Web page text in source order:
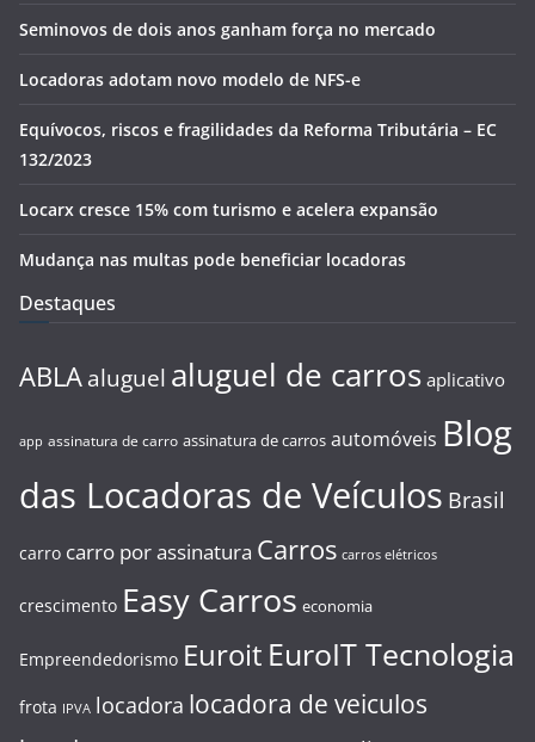
Seminovos de dois anos ganham força no mercado
Locadoras adotam novo modelo de NFS-e
Equívocos, riscos e fragilidades da Reforma Tributária – EC
132/2023
Locarx cresce 15% com turismo e acelera expansão
Mudança nas multas pode beneficiar locadoras
Destaques
ABLA aluguel aluguel de carros aplicativo
app assinatura de carro assinatura de carros automóveis Blog
das Locadoras de Veículos Brasil
carro carro por assinatura Carros carros elétricos
crescimento Easy Carros economia
Empreendedorismo Euroit EuroIT Tecnologia
frota IPVA locadora locadora de veiculos